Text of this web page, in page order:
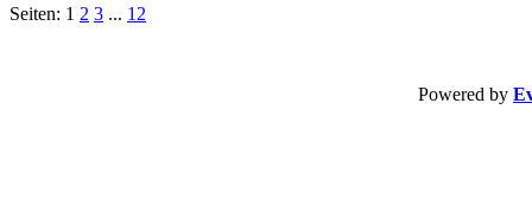
Seiten: 1 2 3 ... 12
Powered by